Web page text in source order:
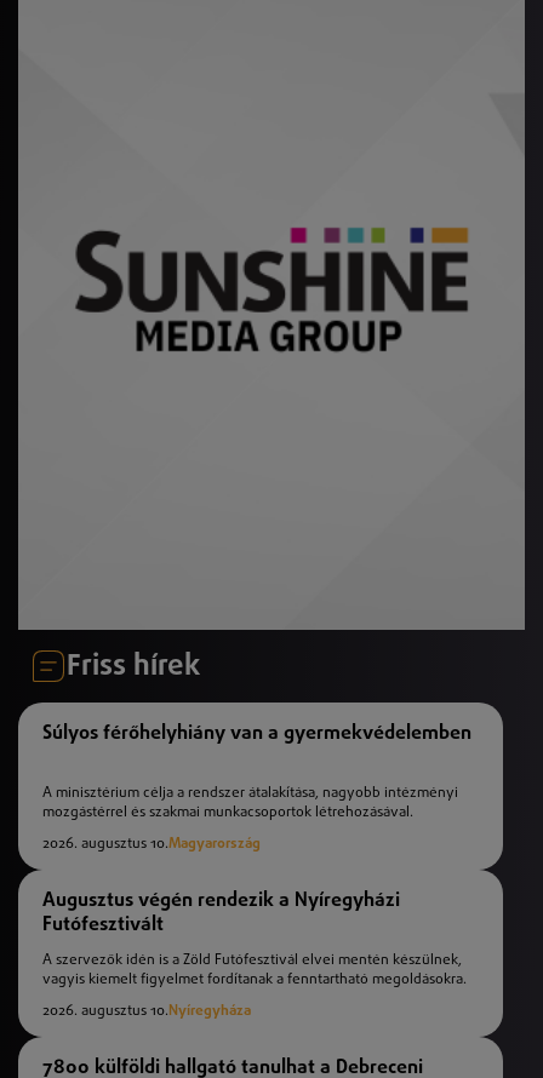
Friss hírek
Súlyos férőhelyhiány van a gyermekvédelemben
A minisztérium célja a rendszer átalakítása, nagyobb intézményi
mozgástérrel és szakmai munkacsoportok létrehozásával.
2026. augusztus 10.Magyarország
Augusztus végén rendezik a Nyíregyházi
Futófesztivált
A szervezők idén is a Zöld Futófesztivál elvei mentén készülnek,
vagyis kiemelt figyelmet fordítanak a fenntartható megoldásokra.
2026. augusztus 10. Nyíregyháza
7800 külföldi hallgató tanulhat a Debreceni